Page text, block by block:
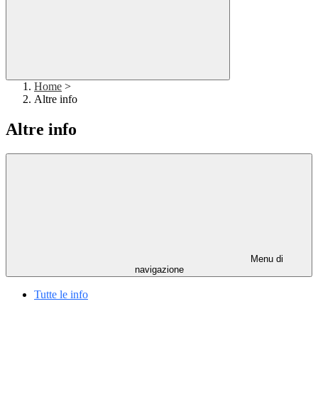
Home >
Altre info
Altre info
Menu di
navigazione
Tutte le info